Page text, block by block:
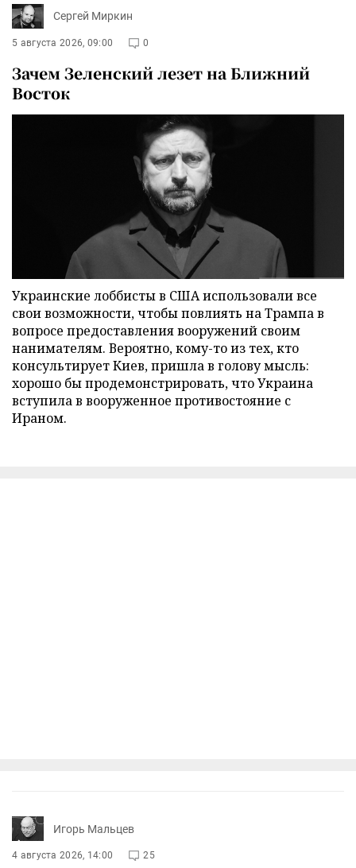
Сергей Миркин
5 августа 2026, 09:00 0
Зачем Зеленский лезет на Ближний
Восток
Украинские лоббисты в США использовали все
свои возможности, чтобы повлиять на Трампа в
вопросе предоставления вооружений своим
нанимателям. Вероятно, кому-то из тех, кто
консультирует Киев, пришла в голову мысль:
хорошо бы продемонстрировать, что Украина
вступила в вооруженное противостояние с
Ираном.
Игорь Мальцев
4 августа 2026, 14:00 25